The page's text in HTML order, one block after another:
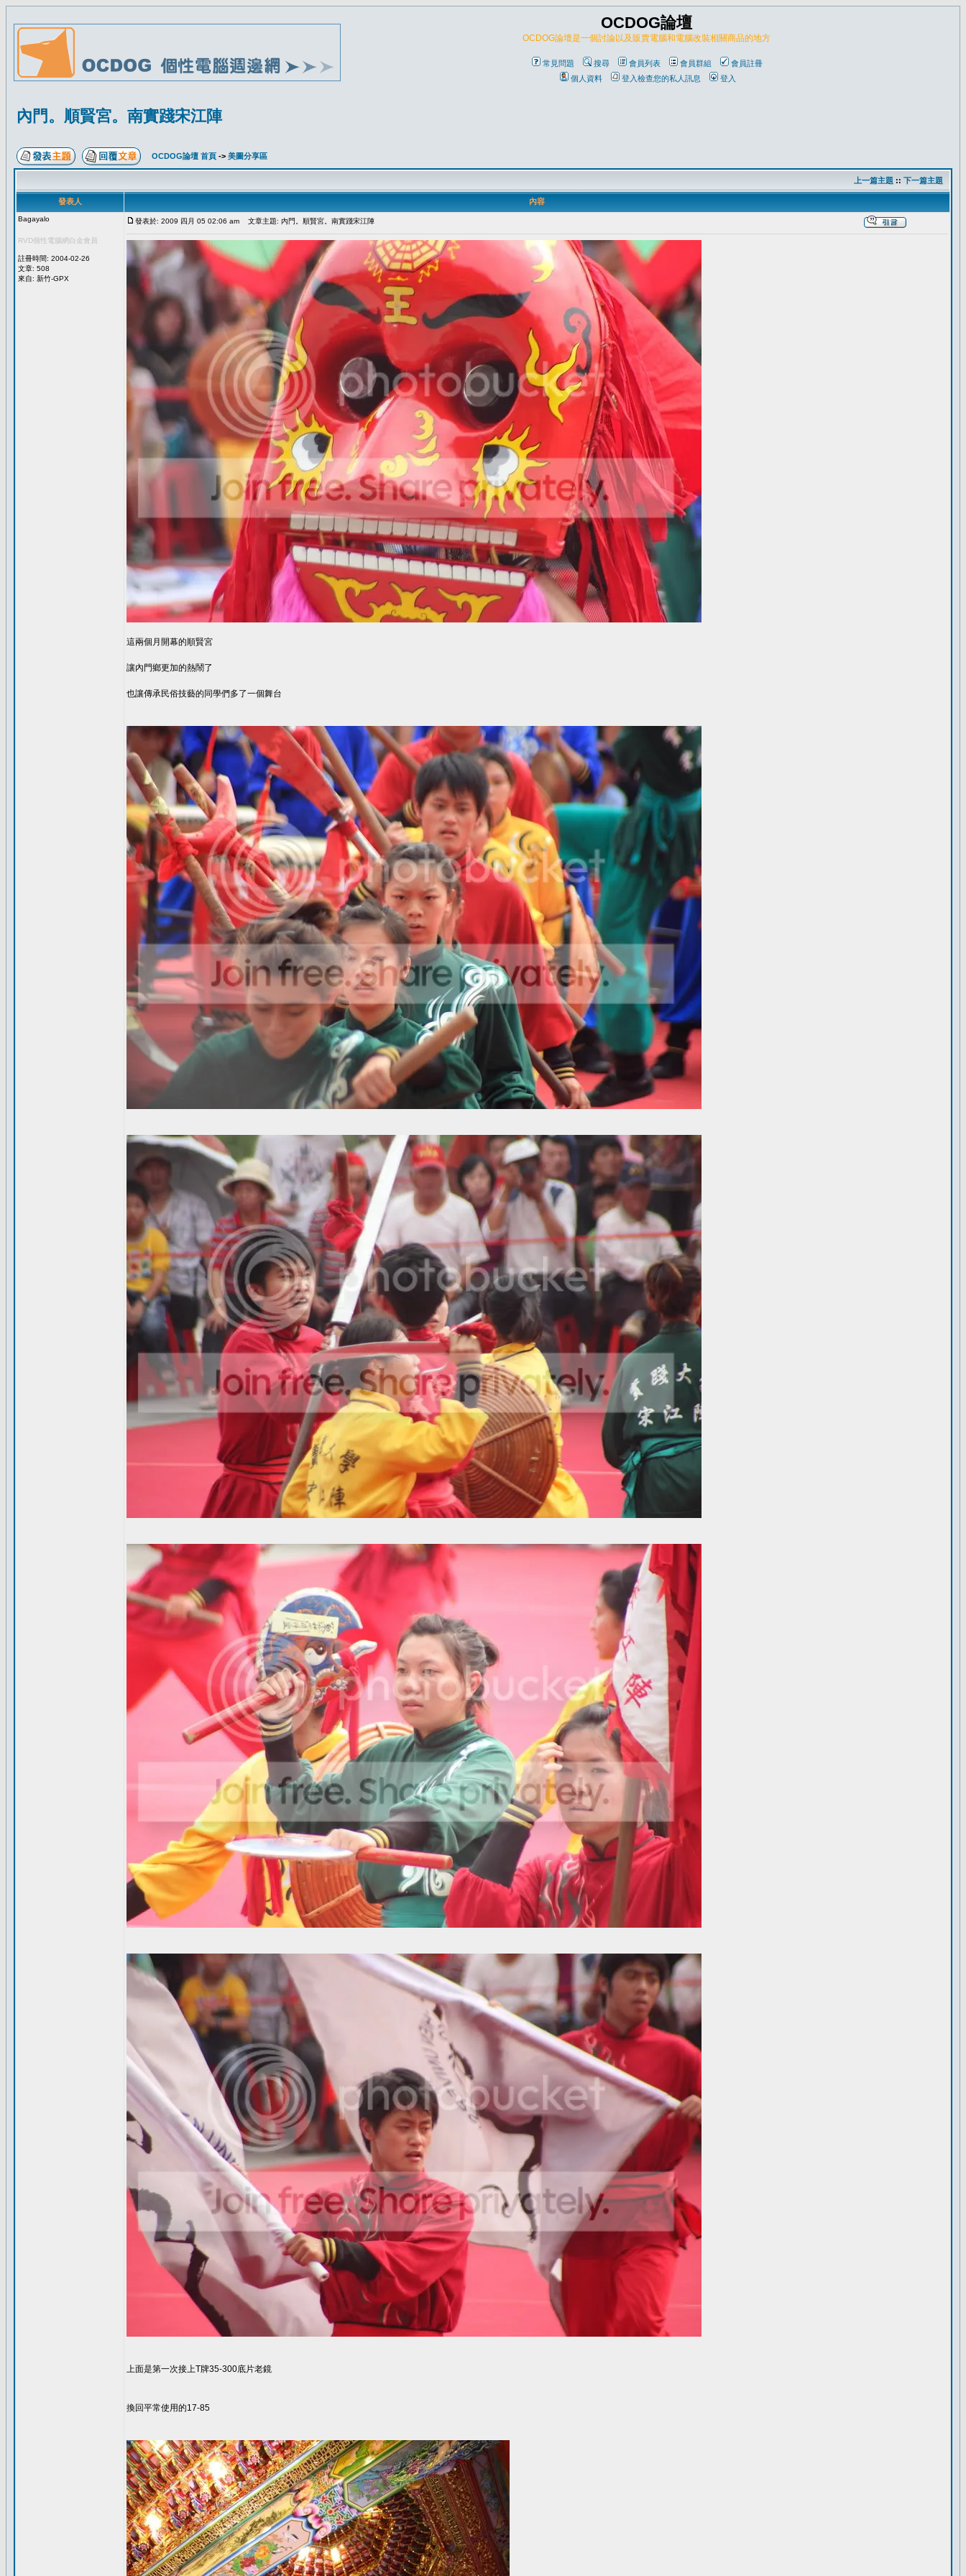
OCDOG論壇
OCDOG論壇是一個討論以及販賣電腦和電腦改裝相關商品的地方
常見問題 搜尋 會員列表 會員群組
會員註冊
個人資料
登入檢查您的私人訊息 登入
內門。順賢宮。南實踐宋江陣
OCDOG論壇 首頁 -> 美圖分享區
上一篇主題 :: 下一篇主題
發表人 內容
Bagayalo
RVD個性電腦網白金會員
註冊時間: 2004-02-26
文章: 508
來自: 新竹-GPX
發表於: 2009 四月 05 02:06 am 文章主題: 內門。順賢宮。南實踐宋江陣
這兩個月開幕的順賢宮
讓內門鄉更加的熱鬧了
也讓傳承民俗技藝的同學們多了一個舞台
上面是第一次接上T牌35-300底片老鏡
換回平常使用的17-85